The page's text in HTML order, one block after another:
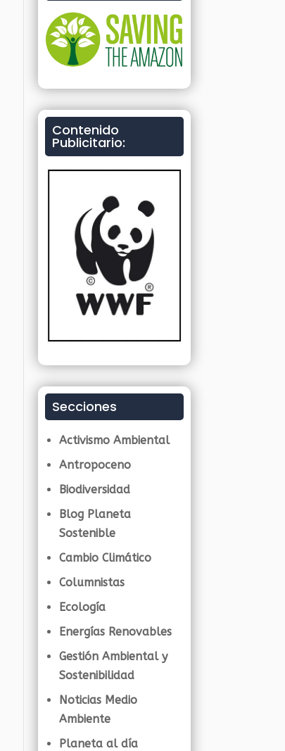
Contenido
Publicitario:
Secciones
Activismo Ambiental
Antropoceno
Biodiversidad
Blog Planeta
Sostenible
Cambio Climático
Columnistas
Ecología
Energías Renovables
Gestión Ambiental y
Sostenibilidad
Noticias Medio
Ambiente
Planeta al día